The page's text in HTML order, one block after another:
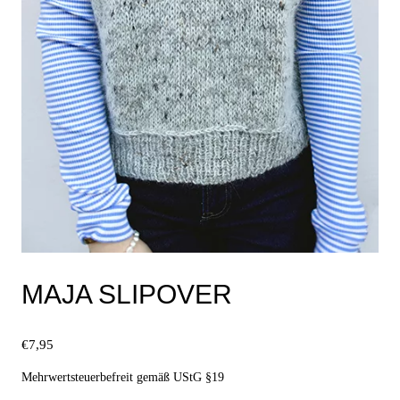
MAJA SLIPOVER
€7,95
Mehrwertsteuerbefreit gemäß UStG §19